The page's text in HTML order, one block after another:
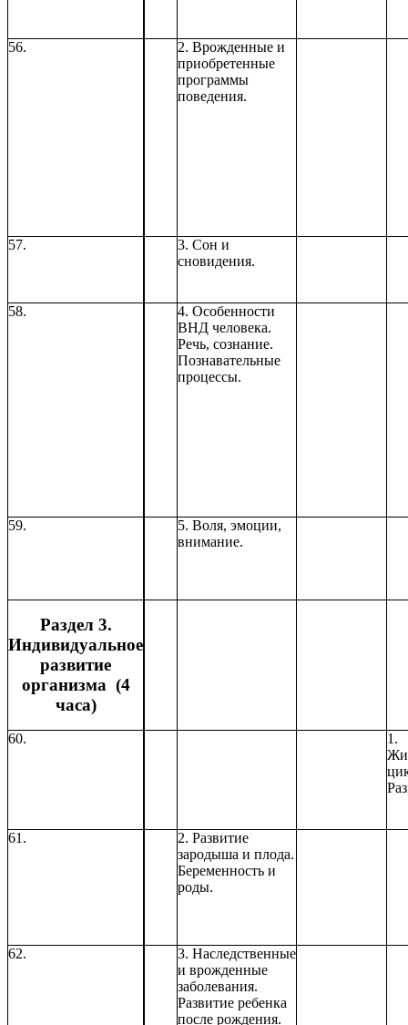
56.
2. Врожденные и
приобретенные
программы
поведения.
57.
3. Сон и
сновидения.
58.
4. Особенности
ВНД человека.
Речь, сознание.
Познавательные
процессы.
59.
5. Воля, эмоции,
внимание.
Раздел 3.
Индивидуальное
развитие
организма (4
часа)
60.
1.
61.
2. Развитие
зародыша и плода.
Беременность и
роды.
62.
3. Наследственные
и врожденные
заболевания.
Развитие ребенка
после рождения.